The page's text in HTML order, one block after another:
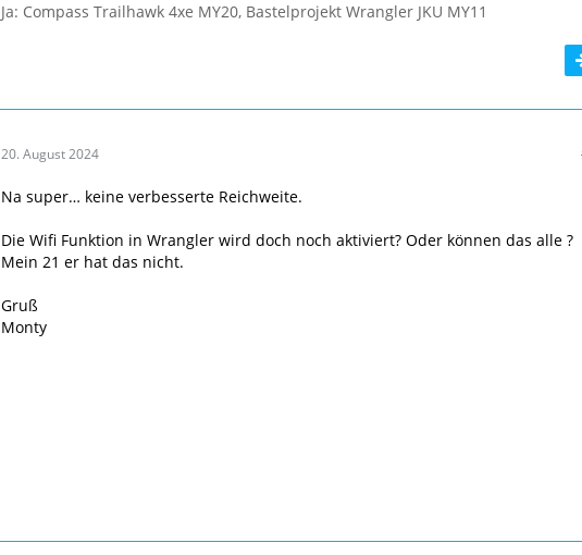
Ja: Compass Trailhawk 4xe MY20, Bastelprojekt Wrangler JKU MY11
20. August 2024
Na super… keine verbesserte Reichweite.
Die Wifi Funktion in Wrangler wird doch noch aktiviert? Oder können das alle ?
Mein 21 er hat das nicht.
Gruß
Monty